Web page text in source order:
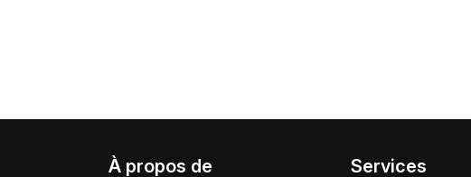
À propos de Services